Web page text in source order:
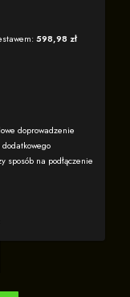
598,98 zł
doprowadzenie
sposób na podłączenie